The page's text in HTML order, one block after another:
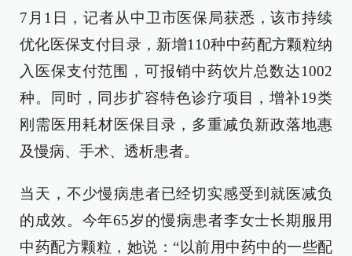
7月1日，记者从中卫市医保局获悉，该市持续
优化医保支付目录，新增110种中药配方颗粒纳
入医保支付范围，可报销中药饮片总数达1002
种。同时，同步扩容特色诊疗项目，增补19类
刚需医用耗材医保目录，多重减负新政落地惠
及慢病、手术、透析患者。
当天，不少慢病患者已经切实感受到就医减负
的成效。今年65岁的慢病患者李女士长期服用
中药配方颗粒，她说：“以前用中药中的一些配